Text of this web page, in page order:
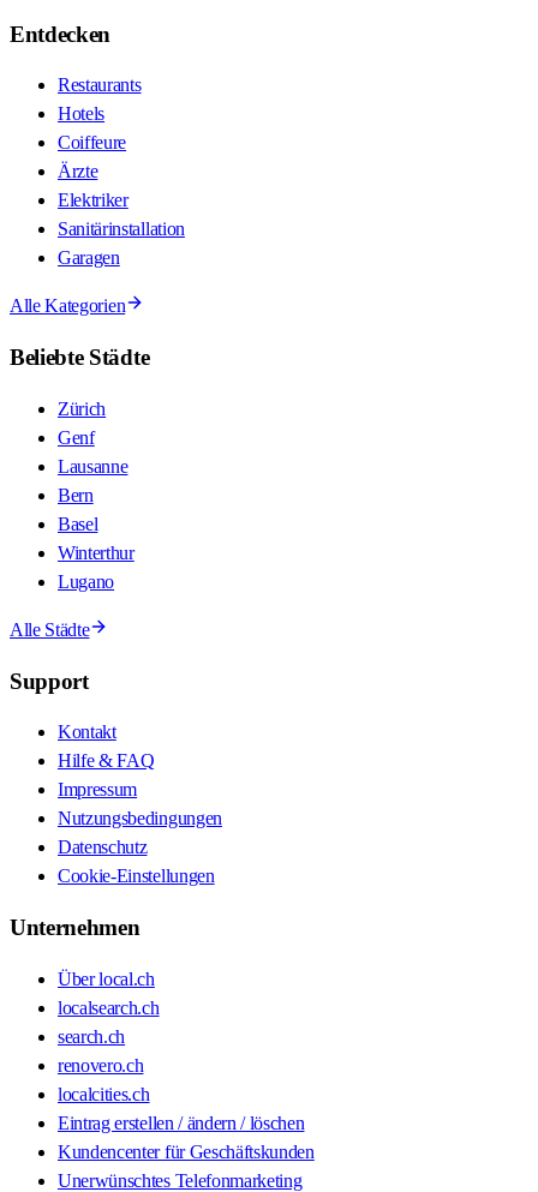
Entdecken
Restaurants
Hotels
Coiffeure
Ärzte
Elektriker
Sanitärinstallation
Garagen
Alle Kategorien
Beliebte Städte
Zürich
Genf
Lausanne
Bern
Basel
Winterthur
Lugano
Alle Städte
Support
Kontakt
Hilfe & FAQ
Impressum
Nutzungsbedingungen
Datenschutz
Cookie-Einstellungen
Unternehmen
Über local.ch
localsearch.ch
search.ch
renovero.ch
localcities.ch
Eintrag erstellen / ändern / löschen
Kundencenter für Geschäftskunden
Unerwünschtes Telefonmarketing